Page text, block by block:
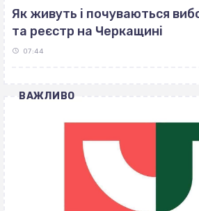
Як живуть і почуваються
та реєстр на Черкащині
07:44
ВАЖЛИВО